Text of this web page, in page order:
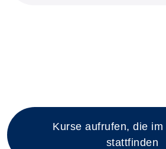
Kurse aufrufen, die im
stattfinden